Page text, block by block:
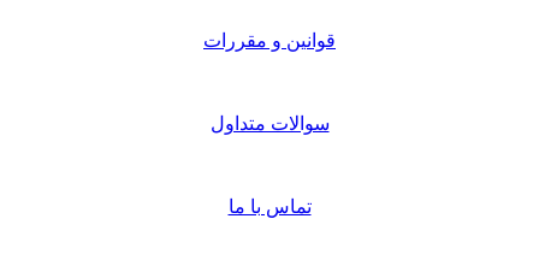
قوانین و مقررات
سوالات متداول
تماس با ما